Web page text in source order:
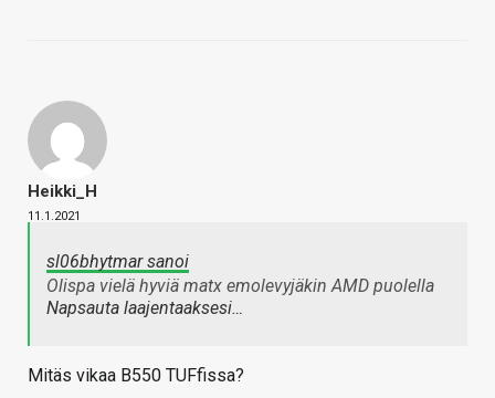
Heikki_H
11.1.2021
sl06bhytmar sanoi
Olispa vielä hyviä matx emolevyjäkin AMD puolella
Napsauta laajentaaksesi…
Mitäs vikaa B550 TUFfissa?